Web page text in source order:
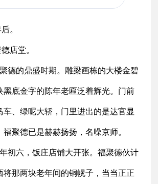
。
店堂。
德的鼎盛时期。雕梁画栋的大楼金碧
黑底金字的陈年老匾泛着辉光。门前
车、绿呢大轿，门里进出的是达官显
聚德已是赫赫扬扬，名噪京师。
初六，饭庄店铺大开张。福聚德伙计
将那两块老年间的铜幌子，当当正正